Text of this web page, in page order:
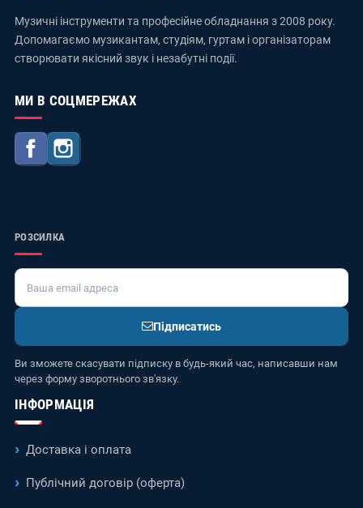
Музичні інструменти та професійне обладнання з 2008 року.
Допомагаємо музикантам, студіям, гуртам і організаторам
створювати якісний звук і незабутні події.
МИ В СОЦМЕРЕЖАХ
Facebook
РОЗСИЛКА
Підписатись
Ви зможете скасувати підписку в будь-який час, написавши нам
через форму зворотнього зв'язку.
ІНФОРМАЦІЯ
Доставка і оплата
Публічний договір (оферта)